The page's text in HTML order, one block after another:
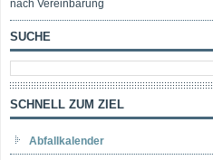
nach Vereinbarung
SUCHE
SCHNELL ZUM ZIEL
Abfallkalender